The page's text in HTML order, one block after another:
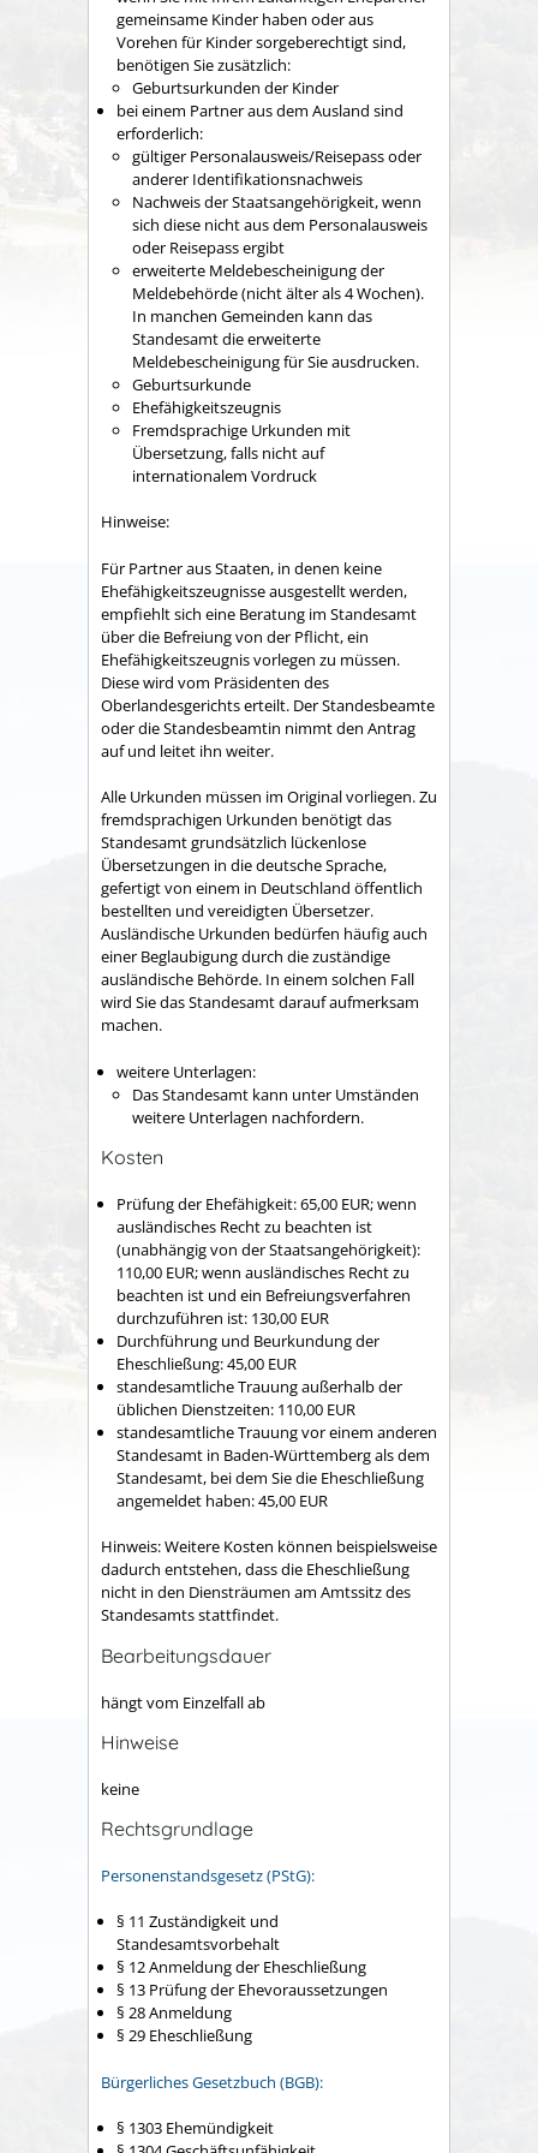
gemeinsame Kinder haben oder aus
Vorehen für Kinder sorgeberechtigt sind,
benötigen Sie zusätzlich:
​​​​​​​Geburtsurkunden der Kinder
bei einem Partner aus dem Ausland sind
erforderlich:
​​​​​​gültiger Personalausweis/Reisepass oder
anderer Identifikationsnachweis
​​​​​​​Nachweis der Staatsangehörigkeit, wenn
sich diese nicht aus dem Personalausweis
oder Reisepass ergibt
erweiterte Meldebescheinigung der
Meldebehörde (nicht älter als 4 Wochen).
In manchen Gemeinden kann das
Standesamt die erweiterte
Meldebescheinigung für Sie ausdrucken.
Geburtsurkunde
Ehefähigkeitszeugnis
Fremdsprachige Urkunden mit
Übersetzung, falls nicht auf
internationalem Vordruck
Hinweise:
Für Partner aus Staaten, in denen keine
Ehefähigkeitszeugnisse ausgestellt werden,
empfiehlt sich eine Beratung im Standesamt
über die Befreiung von der Pflicht, ein
Ehefähigkeitszeugnis vorlegen zu müssen.
Diese wird vom Präsidenten des
Oberlandesgerichts erteilt. Der Standesbeamte
oder die Standesbeamtin nimmt den Antrag
auf und leitet ihn weiter.
Alle Urkunden müssen im Original vorliegen. Zu
fremdsprachigen Urkunden benötigt das
Standesamt grundsätzlich lückenlose
Übersetzungen in die deutsche Sprache,
gefertigt von einem in Deutschland öffentlich
bestellten und vereidigten Übersetzer.
Ausländische Urkunden bedürfen häufig auch
einer Beglaubigung durch die zuständige
ausländische Behörde. In einem solchen Fall
wird Sie das Standesamt darauf aufmerksam
machen.
weitere Unterlagen:
​​​​​​​Das Standesamt kann unter Umständen
weitere Unterlagen nachfordern.
Kosten
Prüfung der Ehefähigkeit: 65,00 EUR; wenn
ausländisches Recht zu beachten ist
(unabhängig von der Staatsangehörigkeit):
110,00 EUR; wenn ausländisches Recht zu
beachten ist und ein Befreiungsverfahren
durchzuführen ist: 130,00 EUR
Durchführung und Beurkundung der
Eheschließung: 45,00 EUR
standesamtliche Trauung außerhalb der
üblichen Dienstzeiten: 110,00 EUR
standesamtliche Trauung vor einem anderen
Standesamt in Baden-Württemberg als dem
Standesamt, bei dem Sie die Eheschließung
angemeldet haben: 45,00 EUR
Hinweis: Weitere Kosten können beispielsweise
dadurch entstehen, dass die Eheschließung
nicht in den Diensträumen am Amtssitz des
Standesamts stattfindet.
Bearbeitungsdauer
hängt vom Einzelfall ab
Hinweise
keine
Rechtsgrundlage
Personenstandsgesetz (PStG):
§ 11 Zuständigkeit und
Standesamtsvorbehalt
§ 12 Anmeldung der Eheschließung
§ 13 Prüfung der Ehevoraussetzungen
§ 28 Anmeldung
§ 29 Eheschließung
Bürgerliches Gesetzbuch (BGB):
§ 1303 Ehemündigkeit